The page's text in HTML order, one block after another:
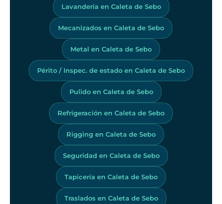
Lavandería en Caleta de Sebo
Mecanizados en Caleta de Sebo
Metal en Caleta de Sebo
Périto / Inspec. de estado en Caleta de Sebo
Pulido en Caleta de Sebo
Refrigeración en Caleta de Sebo
Rigging en Caleta de Sebo
Seguridad en Caleta de Sebo
Tapicería en Caleta de Sebo
Traslados en Caleta de Sebo